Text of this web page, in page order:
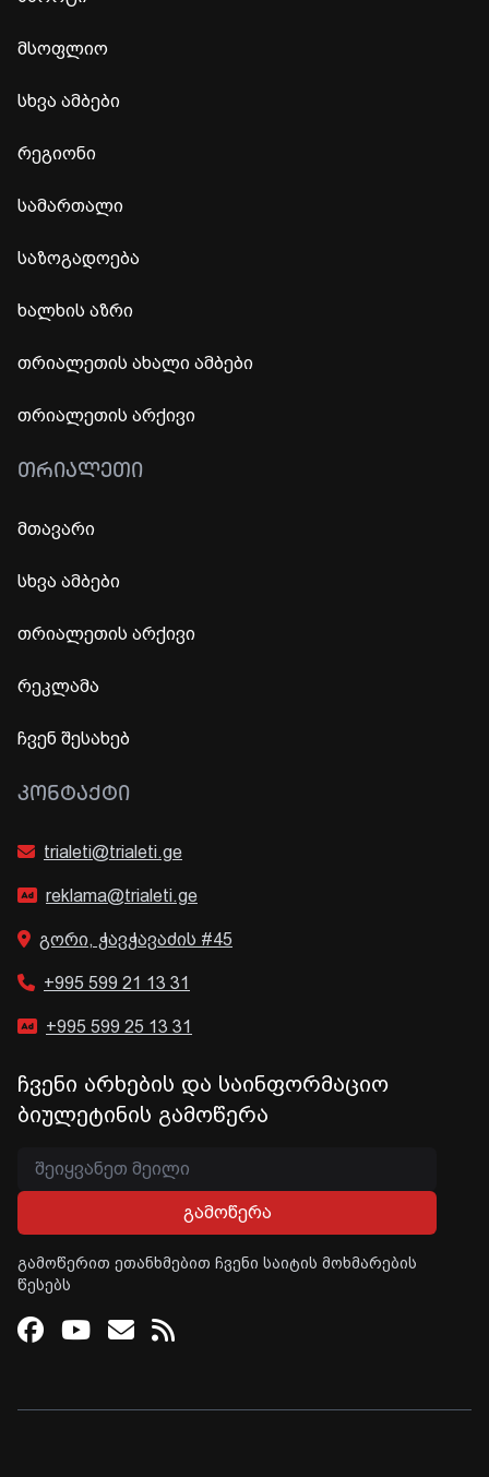
მსოფლიო
სხვა ამბები
რეგიონი
სამართალი
საზოგადოება
ხალხის აზრი
თრიალეთის ახალი ამბები
თრიალეთის არქივი
ᲗᲠᲘᲐᲚᲔᲗᲘ
მთავარი
სხვა ამბები
თრიალეთის არქივი
რეკლამა
ჩვენ შესახებ
ᲙᲝᲜᲢᲐᲥᲢᲘ
trialeti@trialeti.ge
reklama@trialeti.ge
გორი, ჭავჭავაძის #45
+995 599 21 13 31
+995 599 25 13 31
ჩვენი არხების და საინფორმაციო
ბიულეტინის გამოწერა
გამოწერა
გამოწერით ეთანხმებით ჩვენი საიტის მოხმარების
წესებს
Facebook
Youtube
Email
RSS